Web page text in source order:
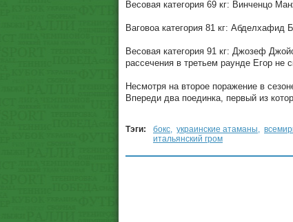
Весовая категория 69 кг: Винченцо
Ваговоа категория 81 кг: Абделхафид
Весовая категория 91 кг: Джозеф
рассечения в третьем раунде Егор не
Несмотря на второе поражение в
Впереди два поединка, первый из
Тэги: бокс, украинские атаманы,
итальянский гром